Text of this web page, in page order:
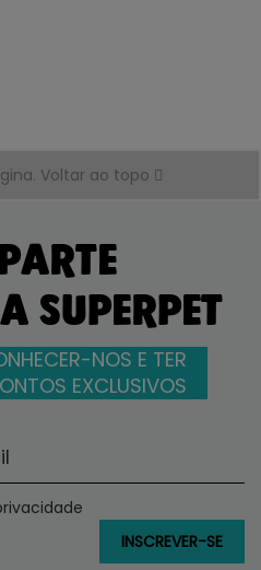
Voltar ao topo
SUPERPET
NOS E TER
EXCLUSIVOS